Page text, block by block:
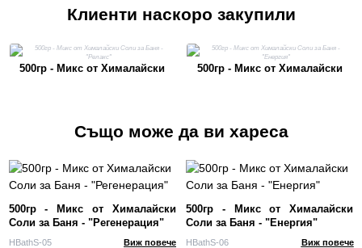
Клиенти наскоро закупили
500гр - Микс от Хималайски
500гр - Микс от Хималайски
Също може да ви хареса
500гр - Микс от Хималайски
Соли за Баня - "Регенерация"
HBathS-05 Виж повече
500гр - Микс от Хималайски
Соли за Баня - "Енергия"
HBathS-06 Виж повече